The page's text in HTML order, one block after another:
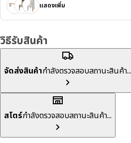
แสดงเพิ่ม
วิธีรับสินค้า
จัดส่งสินค้ากำลังตรวจสอบสถานะสินค้า...
สโตร์กำลังตรวจสอบสถานะสินค้า...